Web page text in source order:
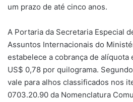
um prazo de até cinco anos.
A Portaria da Secretaria Especial
Assuntos Internacionais do
estabelece a cobrança de alíquota
US$ 0,78 por quilograma.
vale para alhos classificados nos
0703.20.90 da Nomenclatura